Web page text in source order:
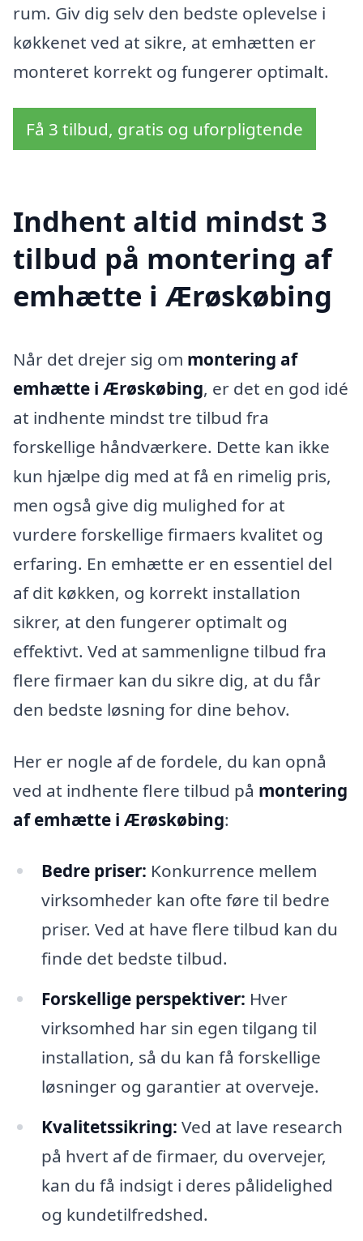
rum. Giv dig selv den bedste oplevelse i
køkkenet ved at sikre, at emhætten er
monteret korrekt og fungerer optimalt.
Få 3 tilbud, gratis og uforpligtende
Indhent altid mindst 3
tilbud på montering af
emhætte i Ærøskøbing
Når det drejer sig om montering af
emhætte i Ærøskøbing, er det en god idé
at indhente mindst tre tilbud fra
forskellige håndværkere. Dette kan ikke
kun hjælpe dig med at få en rimelig pris,
men også give dig mulighed for at
vurdere forskellige firmaers kvalitet og
erfaring. En emhætte er en essentiel del
af dit køkken, og korrekt installation
sikrer, at den fungerer optimalt og
effektivt. Ved at sammenligne tilbud fra
flere firmaer kan du sikre dig, at du får
den bedste løsning for dine behov.
Her er nogle af de fordele, du kan opnå
ved at indhente flere tilbud på montering
af emhætte i Ærøskøbing:
Bedre priser: Konkurrence mellem
virksomheder kan ofte føre til bedre
priser. Ved at have flere tilbud kan du
finde det bedste tilbud.
Forskellige perspektiver: Hver
virksomhed har sin egen tilgang til
installation, så du kan få forskellige
løsninger og garantier at overveje.
Kvalitetssikring: Ved at lave research
på hvert af de firmaer, du overvejer,
kan du få indsigt i deres pålidelighed
og kundetilfredshed.